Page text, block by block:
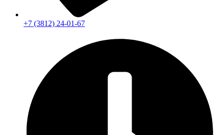
+7 (3812) 24-01-67